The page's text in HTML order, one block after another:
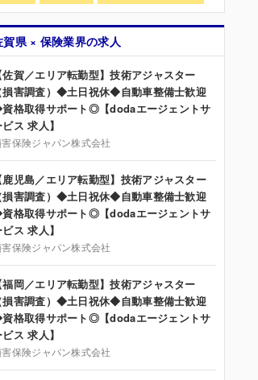
賀県 × 保険業界の求人
佐賀／エリア転勤型】技術アジャスター
損害調査）◆土日祝休◆自動車整備士歓迎
格取得サポート◎【dodaエージェントサ
ビス 求人】
保険ジャパン株式会社
鹿児島／エリア転勤型】技術アジャスター
損害調査）◆土日祝休◆自動車整備士歓迎
格取得サポート◎【dodaエージェントサ
ビス 求人】
保険ジャパン株式会社
福岡／エリア転勤型】技術アジャスター
損害調査）◆土日祝休◆自動車整備士歓迎
格取得サポート◎【dodaエージェントサ
ビス 求人】
保険ジャパン株式会社